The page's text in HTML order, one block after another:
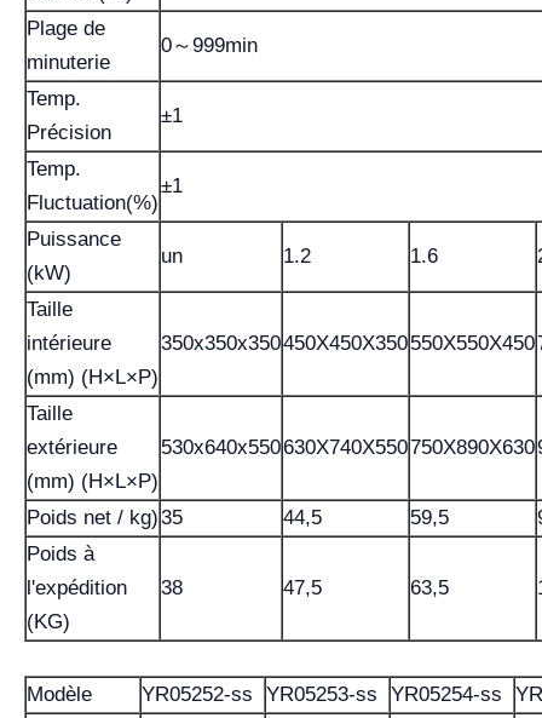
Plage de
minuterie
0～999min
Temp.
Précision
±1
Temp.
Fluctuation(%)
±1
Puissance
(kW)
un 1.2 1.6
Taille
intérieure
(mm) (H×L×P)
350x350x350450X450X350550X550X450
Taille
extérieure
(mm) (H×L×P)
530x640x550630X740X550750X890X630
Poids net / kg)35 44,5 59,5
Poids à
l'expédition
(KG)
38 47,5 63,5
Modèle YR05252-ss YR05253-ss YR05254-ss